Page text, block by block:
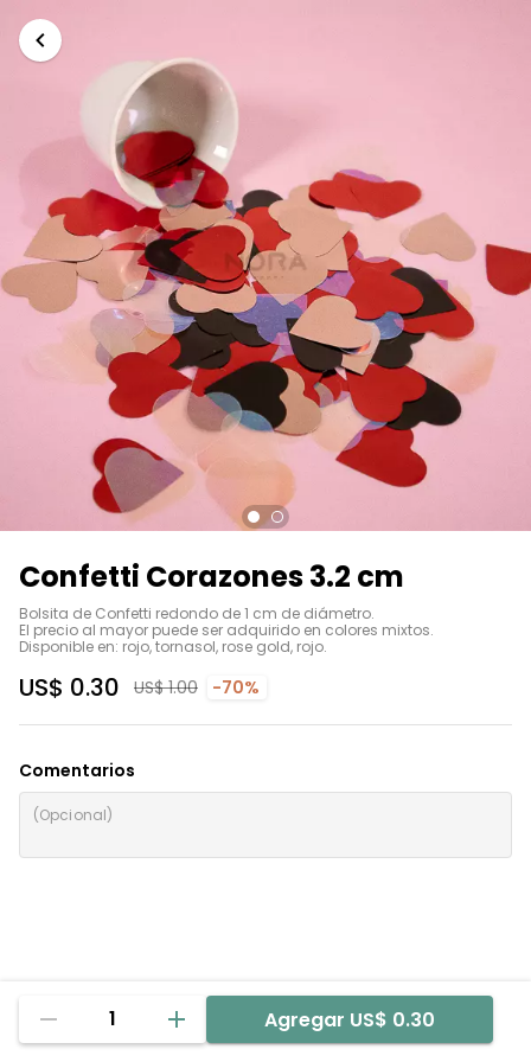
Confetti Corazones 3.2 cm
Bolsita de Confetti redondo de 1 cm de diámetro.
El precio al mayor puede ser adquirido en colores mixtos.
Disponible en: rojo, tornasol, rose gold, rojo.
US$ 0.30 US$ 1.00 -70%
Comentarios
1 Agregar US$ 0.30